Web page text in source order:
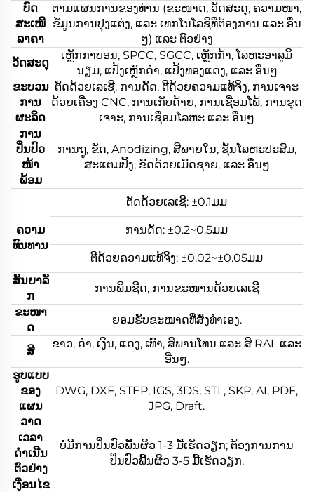
ບົດ
ສະເໜີ
ລາຄາ
ຕາມແຜນການຂອງທ່ານ (ຂະໜາດ, ວັດສະດຸ, ຄວາມໜາ,
ຂໍ້ມູນການປຸງແຕ່ງ, ແລະ ເທກໂນໂລຊີທີ່ຕ້ອງການ ແລະ ອື່ນ
ໆ) ແລະ ຕົວຢ່າງ
ວັດສະດຸ
ເຫຼັກກາບອນ, SPCC, SGCC, ເຫຼັກກ້າ, ໂລຫະອາລູມິ
ນຽມ, ແປ້ງເຫຼັກດຳ, ແປ້ງທອງແດງ, ແລະ ອື່ນໆ
ຂະບວນ
ການ
ຜະລິດ
ຕັດດ້ວຍເລເຊີ, ການດັດ, ຕີດ້ວຍຄວາມແທ້ຈິງ, ການເຈາະ
ດ້ວຍເຄື່ອງ CNC, ການເກັບດ້າຍ, ການເຊື່ອມໂພ້, ການຂຸດ
ເຈາະ, ການເຊື່ອມໂລຫະ ແລະ ອື່ນໆ
ການ
ປິ່ນປົວ
ໜ້າ
ພ້ອມ
ການຖູ, ຂັດ, Anodizing, ສີພາຍໃນ, ຊັ້ນໂລຫະປະສົມ,
ສະແຕມປິ້ງ, ຂັດດ້ວຍເມັດຊາຍ, ແລະ ອື່ນໆ
ຄວາມ
ທົນທານ
ຕັດດ້ວຍເລເຊີ: ±0.1ມມ
ການດັດ: ±0.2~0.5ມມ
ຕີດ້ວຍຄວາມແທ້ຈິງ: ±0.02~±0.05ມມ
ສັນຍາລັ
ກ
ການພິມຊີດ, ການຂະໜານດ້ວຍເລເຊີ
ຂະໜາ
ດ
ຍອມຮັບຂະໜາດທີ່ສັ່ງທຳເອງ.
ສີ
ຂາວ, ດຳ, ເງິນ, ແດງ, ເທົາ, ສີພານໂທນ ແລະ ສີ RAL ແລະ
ອື່ນໆ.
ຮູບແບບ
ຂອງ
ແຜນ
ວາດ
DWG, DXF, STEP, IGS, 3DS, STL, SKP, AI, PDF,
JPG, Draft.
ເວລາ
ດຳເນີນ
ຕົວຢ່າງ
ບໍ່ມີການປິ່ນປົວພື້ນຜິວ 1-3 ມື້ເຮັດວຽກ; ຕ້ອງການການ
ປິ່ນປົວພື້ນຜິວ 3-5 ມື້ເຮັດວຽກ.
ເງື່ອນໄຂ